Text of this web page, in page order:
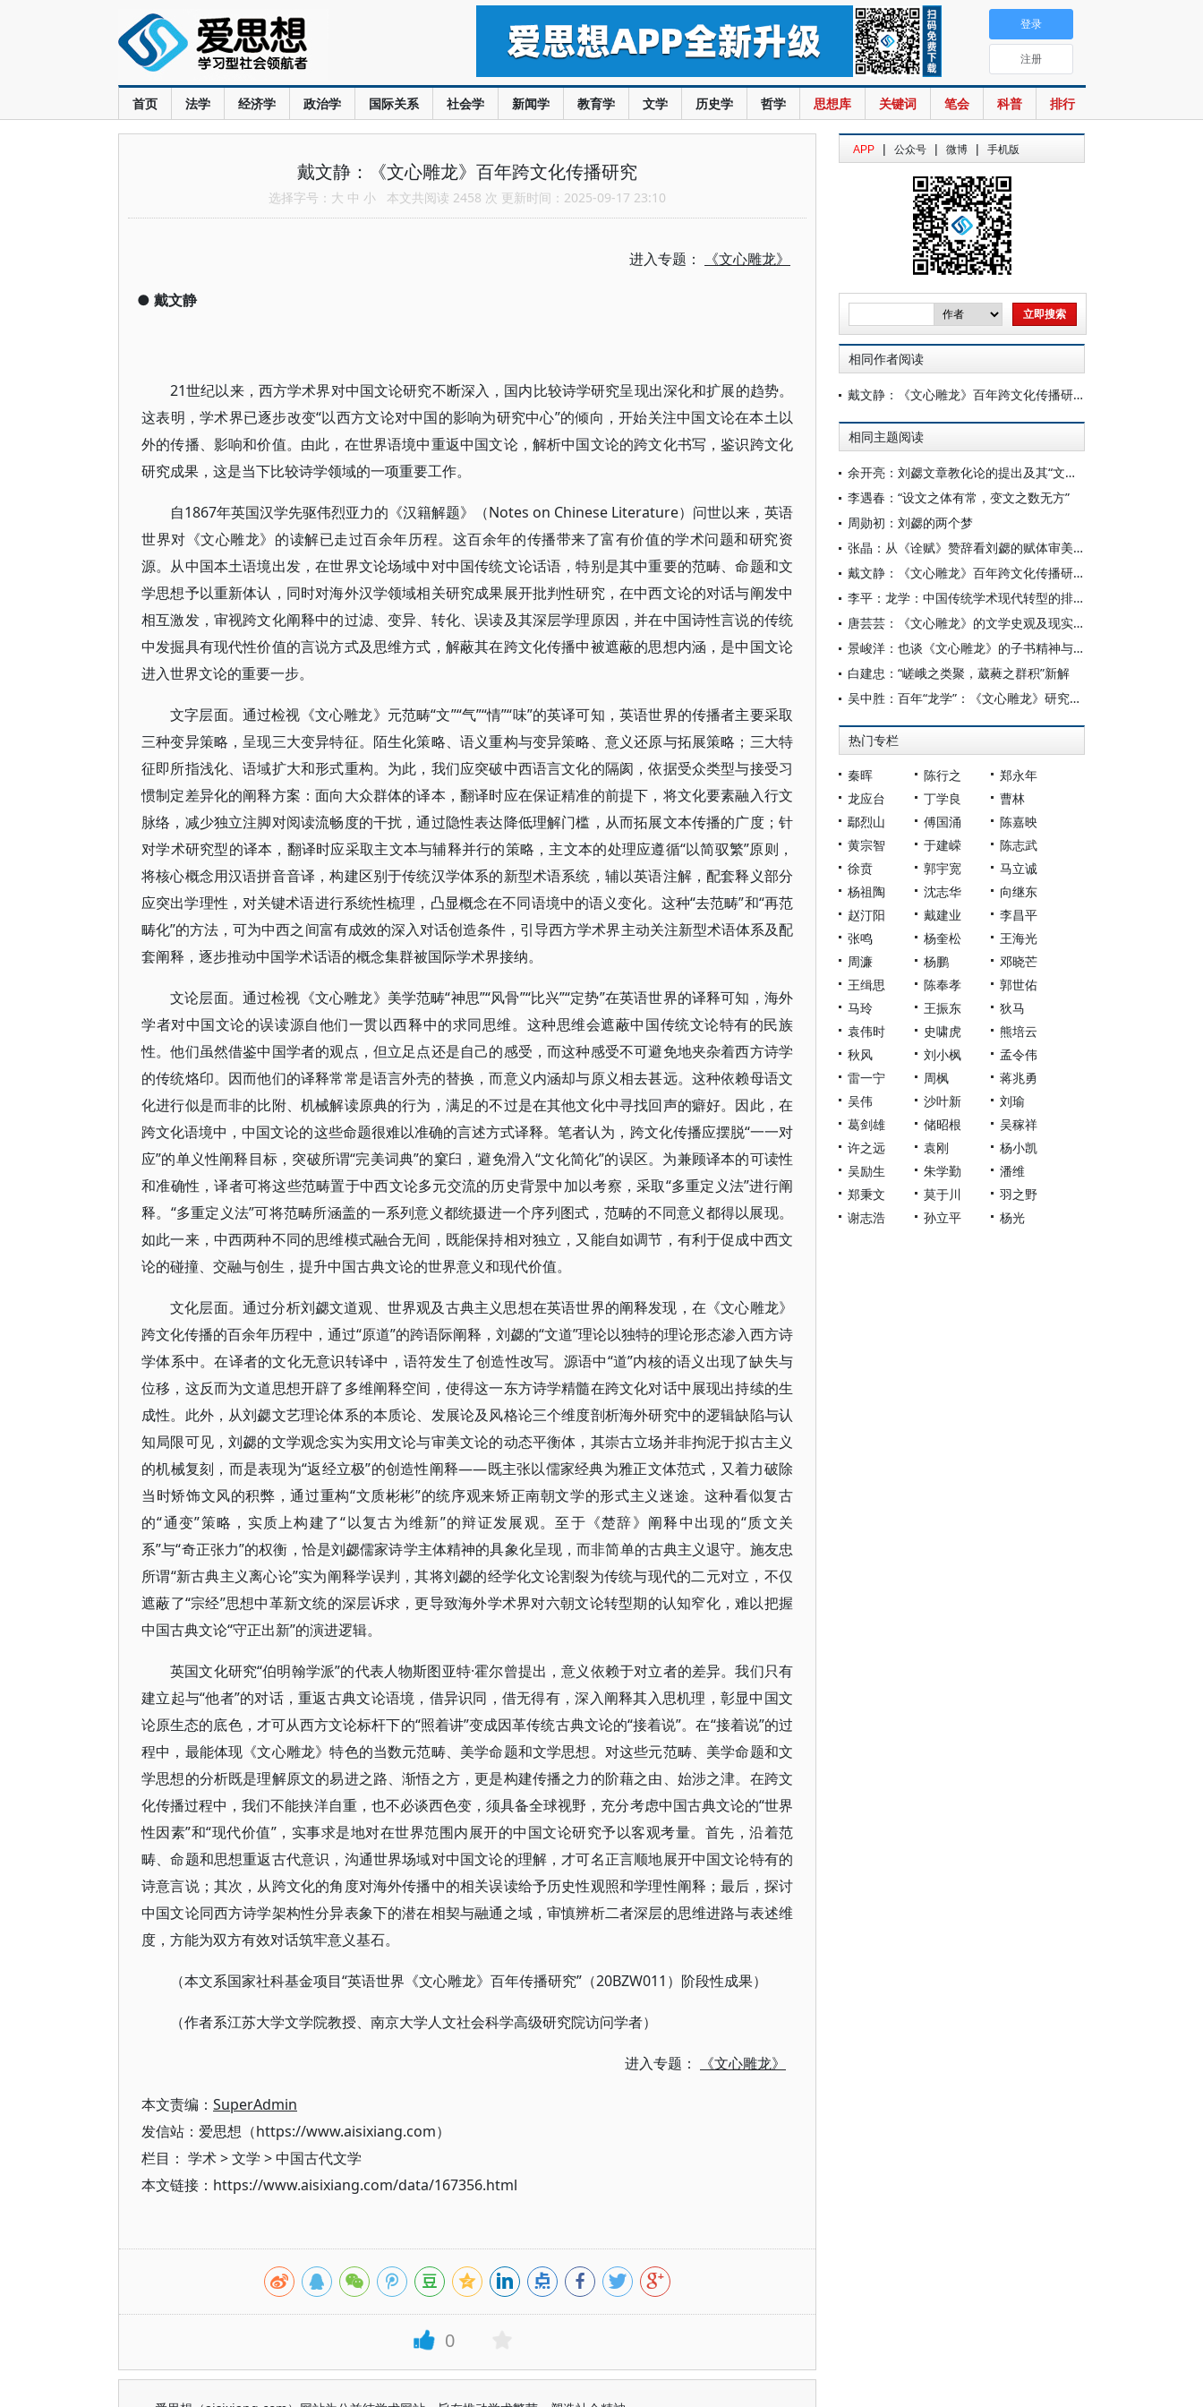
首页 法学 经济学 政治学 国际关系 社会学 新闻学 教育学 文学 历史学 哲学 思想库 关键词 笔会 科普 排行
登录
注册
戴文静：《文心雕龙》百年跨文化传播研究
选择字号： 大 中 小 本文共阅读 2458 次 更新时间：2025-09-17 23:10
进入专题： 《文心雕龙》
● 戴文静
21世纪以来，西方学术界对中国文论研究不断深入，国内比较诗学研究呈现出深化和扩展的趋势。
这表明，学术界已逐步改变“以西方文论对中国的影响为研究中心”的倾向，开始关注中国文论在本土以
外的传播、影响和价值。由此，在世界语境中重返中国文论，解析中国文论的跨文化书写，鉴识跨文化
研究成果，这是当下比较诗学领域的一项重要工作。
自1867年英国汉学先驱伟烈亚力的《汉籍解题》（Notes on Chinese Literature）问世以来，英语
世界对《文心雕龙》的读解已走过百余年历程。这百余年的传播带来了富有价值的学术问题和研究资
源。从中国本土语境出发，在世界文论场域中对中国传统文论话语，特别是其中重要的范畴、命题和文
学思想予以重新体认，同时对海外汉学领域相关研究成果展开批判性研究，在中西文论的对话与阐发中
相互激发，审视跨文化阐释中的过滤、变异、转化、误读及其深层学理原因，并在中国诗性言说的传统
中发掘具有现代性价值的言说方式及思维方式，解蔽其在跨文化传播中被遮蔽的思想内涵，是中国文论
进入世界文论的重要一步。
文字层面。通过检视《文心雕龙》元范畴“文”“气”“情”“味”的英译可知，英语世界的传播者主要采取
三种变异策略，呈现三大变异特征。陌生化策略、语义重构与变异策略、意义还原与拓展策略；三大特
征即所指浅化、语域扩大和形式重构。为此，我们应突破中西语言文化的隔阂，依据受众类型与接受习
惯制定差异化的阐释方案：面向大众群体的译本，翻译时应在保证精准的前提下，将文化要素融入行文
脉络，减少独立注脚对阅读流畅度的干扰，通过隐性表达降低理解门槛，从而拓展文本传播的广度；针
对学术研究型的译本，翻译时应采取主文本与辅释并行的策略，主文本的处理应遵循“以简驭繁”原则，
将核心概念用汉语拼音音译，构建区别于传统汉学体系的新型术语系统，辅以英语注解，配套释义部分
应突出学理性，对关键术语进行系统性梳理，凸显概念在不同语境中的语义变化。这种“去范畴”和“再范
畴化”的方法，可为中西之间富有成效的深入对话创造条件，引导西方学术界主动关注新型术语体系及配
套阐释，逐步推动中国学术话语的概念集群被国际学术界接纳。
文论层面。通过检视《文心雕龙》美学范畴“神思”“风骨”“比兴”“定势”在英语世界的译释可知，海外
学者对中国文论的误读源自他们一贯以西释中的求同思维。这种思维会遮蔽中国传统文论特有的民族
性。他们虽然借鉴中国学者的观点，但立足点还是自己的感受，而这种感受不可避免地夹杂着西方诗学
的传统烙印。因而他们的译释常常是语言外壳的替换，而意义内涵却与原义相去甚远。这种依赖母语文
化进行似是而非的比附、机械解读原典的行为，满足的不过是在其他文化中寻找回声的癖好。因此，在
跨文化语境中，中国文论的这些命题很难以准确的言述方式译释。笔者认为，跨文化传播应摆脱“一一对
应”的单义性阐释目标，突破所谓“完美词典”的窠臼，避免滑入“文化简化”的误区。为兼顾译本的可读性
和准确性，译者可将这些范畴置于中西文论多元交流的历史背景中加以考察，采取“多重定义法”进行阐
释。“多重定义法”可将范畴所涵盖的一系列意义都统摄进一个序列图式，范畴的不同意义都得以展现。
如此一来，中西两种不同的思维模式融合无间，既能保持相对独立，又能自如调节，有利于促成中西文
论的碰撞、交融与创生，提升中国古典文论的世界意义和现代价值。
文化层面。通过分析刘勰文道观、世界观及古典主义思想在英语世界的阐释发现，在《文心雕龙》
跨文化传播的百余年历程中，通过“原道”的跨语际阐释，刘勰的“文道”理论以独特的理论形态渗入西方诗
学体系中。在译者的文化无意识转译中，语符发生了创造性改写。源语中“道”内核的语义出现了缺失与
位移，这反而为文道思想开辟了多维阐释空间，使得这一东方诗学精髓在跨文化对话中展现出持续的生
成性。此外，从刘勰文艺理论体系的本质论、发展论及风格论三个维度剖析海外研究中的逻辑缺陷与认
知局限可见，刘勰的文学观念实为实用文论与审美文论的动态平衡体，其崇古立场并非拘泥于拟古主义
的机械复刻，而是表现为“返经立极”的创造性阐释——既主张以儒家经典为雅正文体范式，又着力破除
当时矫饰文风的积弊，通过重构“文质彬彬”的统序观来矫正南朝文学的形式主义迷途。这种看似复古
的“通变”策略，实质上构建了“以复古为维新”的辩证发展观。至于《楚辞》阐释中出现的“质文关
系”与“奇正张力”的权衡，恰是刘勰儒家诗学主体精神的具象化呈现，而非简单的古典主义退守。施友忠
所谓“新古典主义离心论”实为阐释学误判，其将刘勰的经学化文论割裂为传统与现代的二元对立，不仅
遮蔽了“宗经”思想中革新文统的深层诉求，更导致海外学术界对六朝文论转型期的认知窄化，难以把握
中国古典文论“守正出新”的演进逻辑。
英国文化研究“伯明翰学派”的代表人物斯图亚特·霍尔曾提出，意义依赖于对立者的差异。我们只有
建立起与“他者”的对话，重返古典文论语境，借异识同，借无得有，深入阐释其入思机理，彰显中国文
论原生态的底色，才可从西方文论标杆下的“照着讲”变成因革传统古典文论的“接着说”。在“接着说”的过
程中，最能体现《文心雕龙》特色的当数元范畴、美学命题和文学思想。对这些元范畴、美学命题和文
学思想的分析既是理解原文的易进之路、渐悟之方，更是构建传播之力的阶藉之由、始涉之津。在跨文
化传播过程中，我们不能挟洋自重，也不必谈西色变，须具备全球视野，充分考虑中国古典文论的“世界
性因素”和“现代价值”，实事求是地对在世界范围内展开的中国文论研究予以客观考量。首先，沿着范
畴、命题和思想重返古代意识，沟通世界场域对中国文论的理解，才可名正言顺地展开中国文论特有的
诗意言说；其次，从跨文化的角度对海外传播中的相关误读给予历史性观照和学理性阐释；最后，探讨
中国文论同西方诗学架构性分异表象下的潜在相契与融通之域，审慎辨析二者深层的思维进路与表述维
度，方能为双方有效对话筑牢意义基石。
（本文系国家社科基金项目“英语世界《文心雕龙》百年传播研究”（20BZW011）阶段性成果）
（作者系江苏大学文学院教授、南京大学人文社会科学高级研究院访问学者）
进入专题： 《文心雕龙》
本文责编： SuperAdmin
发信站：爱思想（https://www.aisixiang.com）
栏目： 学术>文学 >中国古代文学
本文链接：https://www.aisixiang.com/data/167356.html
0
APP | 公众号 | 微博 | 手机版
相同作者阅读
戴文静：《文心雕龙》百年跨文化传播研究
相同主题阅读
余开亮：刘勰文章教化论的提出及其“文明”意义
李遇春：“设文之体有常，变文之数无方”
周勋初：刘勰的两个梦
张晶：从《诠赋》赞辞看刘勰的赋体审美特征论
戴文静：《文心雕龙》百年跨文化传播研究
李平：龙学：中国传统学术现代转型的排头兵
唐芸芸：《文心雕龙》的文学史观及现实意义
景峻洋：也谈《文心雕龙》的子书精神与集部归属
白建忠：“嵯峨之类聚，葳蕤之群积”新解
吴中胜：百年“龙学”：《文心雕龙》研究的现代之路
热门专栏
秦晖 陈行之
郑永年
龙应台
丁学良
曹林
鄢烈山
傅国涌
陈嘉映
黄宗智
于建嵘
陈志武
徐贲
郭宇宽
马立诚
杨祖陶
沈志华
向继东
赵汀阳
戴建业
李昌平
张鸣
杨奎松
王海光
周濂
杨鹏
邓晓芒
王缉思
陈奉孝
郭世佑
马玲
王振东
狄马
袁伟时
史啸虎
熊培云
秋风
刘小枫
孟令伟
雷一宁
周枫
蒋兆勇
吴伟
沙叶新
刘瑜
葛剑雄
储昭根
吴稼祥
许之远
袁刚
杨小凯
吴励生
朱学勤
潘维
郑秉文
莫于川
羽之野
谢志浩
孙立平 杨光